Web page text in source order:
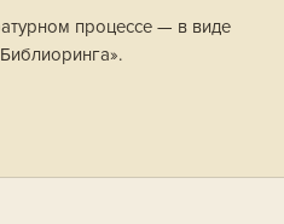
процессе — в виде